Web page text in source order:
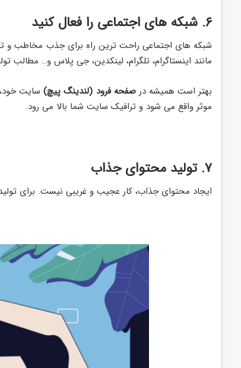
۶. شبکه های اجتماعی را فعال کنید
شبکه های اجتماعی راحت ترین راه برای جذب مخاطب و
مانند اینستاگرام، تلگرام، لینکدین، جی پلاس و… مطالب
بهتر است همیشه درصفحه فرود (لندینگ پیچ)سایت
موثر واقع می شود و ترافیک سایت شما بالا می رود.
۷. تولید محتوای جذاب
ایجاد محتوای جذاب، کار عجیب و غریبی نیست. برای